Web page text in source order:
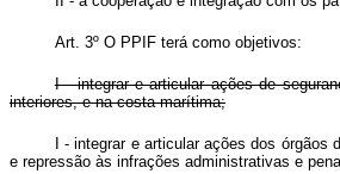
Art. 3º O PPIF terá como objetivos:
I - integrar e articular ações de
interiores, e na costa marítima;
I - integrar e articular ações dos
e repressão às infrações administrativas e